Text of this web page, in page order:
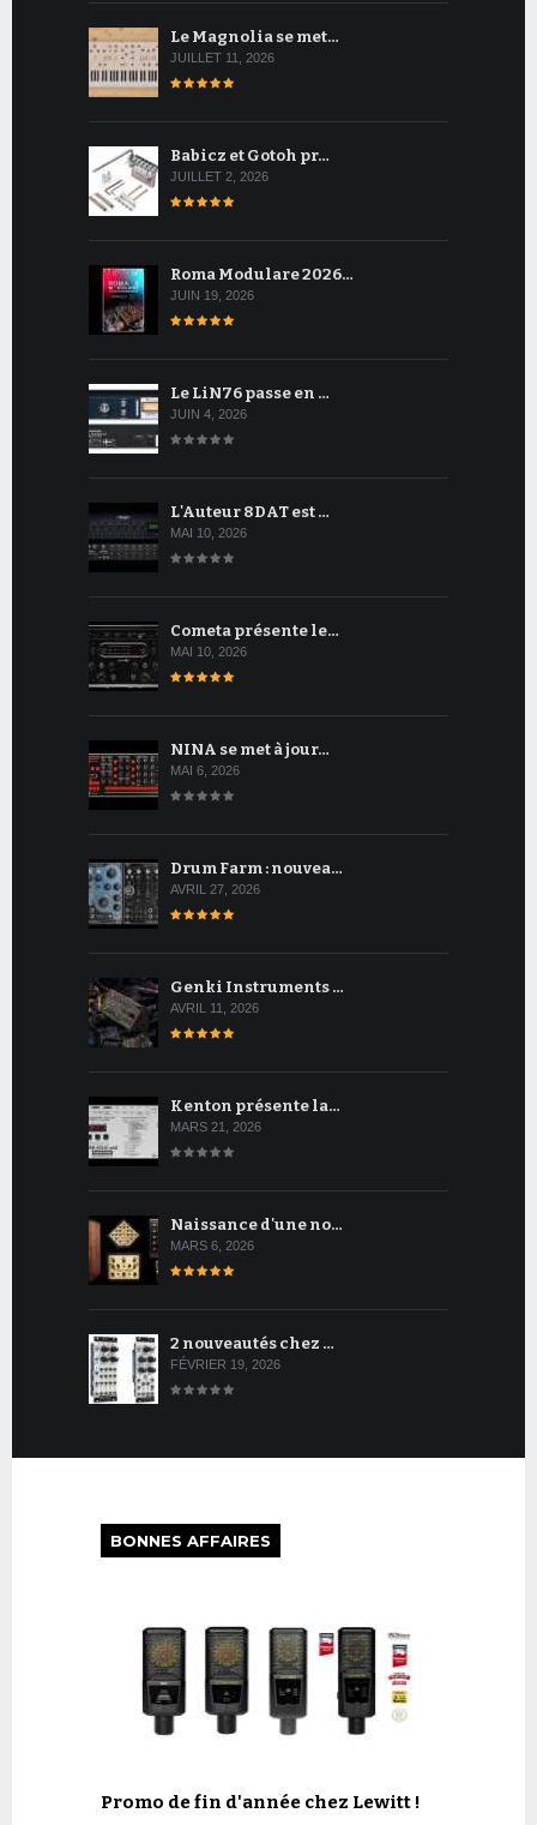
Le Magnolia se met…
JUILLET 11, 2026
Babicz et Gotoh pr…
JUILLET 2, 2026
Roma Modulare 2026…
JUIN 19, 2026
Le LiN76 passe en …
JUIN 4, 2026
L'Auteur 8DAT est …
MAI 10, 2026
Cometa présente le…
MAI 10, 2026
NINA se met à jour…
MAI 6, 2026
Drum Farm : nouvea…
AVRIL 27, 2026
Genki Instruments …
AVRIL 11, 2026
Kenton présente la…
MARS 21, 2026
Naissance d'une no…
MARS 6, 2026
2 nouveautés chez …
FÉVRIER 19, 2026
BONNES AFFAIRES
Promo de fin d'année chez Lewitt !